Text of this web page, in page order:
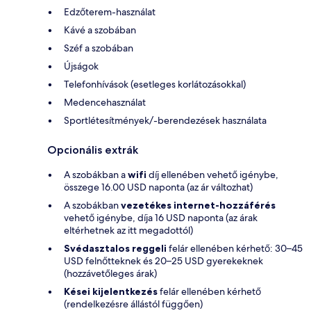
Edzőterem-használat
Kávé a szobában
Széf a szobában
Újságok
Telefonhívások (esetleges korlátozásokkal)
Medencehasználat
Sportlétesítmények/-berendezések használata
Opcionális extrák
A szobákban awifi díj ellenében vehető igénybe,
összege 16.00 USD naponta (az ár változhat)
A szobákbanvezetékes internet-hozzáférés
vehető igénybe, díja 16 USD naponta (az árak
eltérhetnek az itt megadottól)
Svédasztalos reggeli felár ellenében kérhető: 30–45
USD felnőtteknek és 20–25 USD gyerekeknek
(hozzávetőleges árak)
Kései kijelentkezésfelár ellenében kérhető
(rendelkezésre állástól függően)